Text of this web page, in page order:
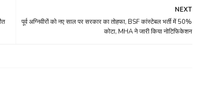
NEXT
पूर्व अग्निवीरों को नए साल पर सरकार का तोहफा, BSF कांस्टेबल भर्ती में 50%
कोटा, MHA ने जारी किया नोटिफिकेशन